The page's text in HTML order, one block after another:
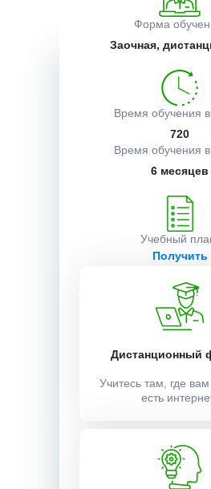
Форма
Заочная,
Время обучения в
720
Время обучения в
6 месяцев
Учебный
Получить
Стоимость:
Записаться
Описание
Получаемые
Условия
Дистанционный
Учитесь там, где
есть